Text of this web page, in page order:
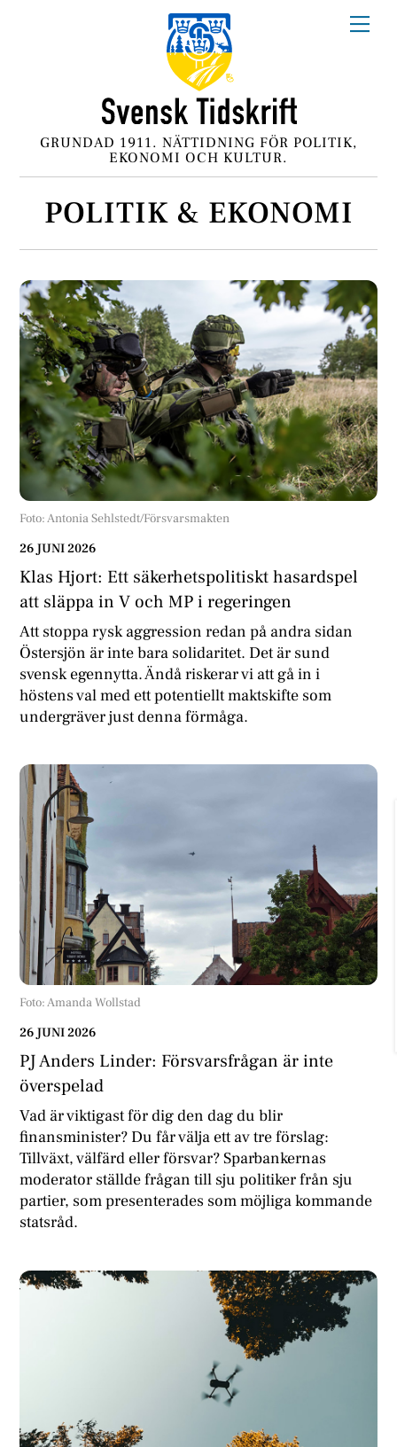
GRUNDAD 1911. NÄTTIDNING FÖR POLITIK,
EKONOMI OCH KULTUR.
POLITIK & EKONOMI
Foto: Antonia Sehlstedt/Försvarsmakten
26 JUNI 2026
Klas Hjort: Ett säkerhetspolitiskt hasardspel
att släppa in V och MP i regeringen
Att stoppa rysk aggression redan på andra sidan
Östersjön är inte bara solidaritet. Det är sund
svensk egennytta. Ändå riskerar vi att gå in i
höstens val med ett potentiellt maktskifte som
undergräver just denna förmåga.
Foto: Amanda Wollstad
26 JUNI 2026
PJ Anders Linder: Försvarsfrågan är inte
överspelad
Vad är viktigast för dig den dag du blir
finansminister? Du får välja ett av tre förslag:
Tillväxt, välfärd eller försvar? Sparbankernas
moderator ställde frågan till sju politiker från sju
partier, som presenterades som möjliga kommande
statsråd.